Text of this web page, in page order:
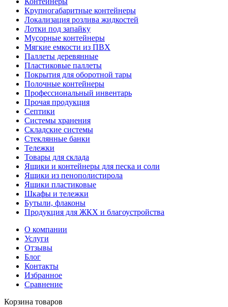
Крупногабаритные контейнеры
Локализация розлива жидкостей
Лотки под запайку
Мусорные контейнеры
Мягкие емкости из ПВХ
Паллеты деревянные
Пластиковые паллеты
Покрытия для оборотной тары
Полочные контейнеры
Профессиональный инвентарь
Прочая продукция
Септики
Системы хранения
Складские системы
Стеклянные банки
Тележки
Товары для склада
Ящики и контейнеры для песка и соли
Ящики из пенополистирола
Ящики пластиковые
Шкафы и тележки
Бутыли, флаконы
Продукция для ЖКХ и благоустройства
О компании
Услуги
Отзывы
Блог
Контакты
Избранное
Сравнение
Корзина товаров